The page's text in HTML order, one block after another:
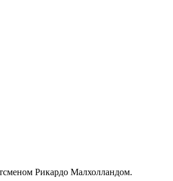
Рикардо Малхолландом.